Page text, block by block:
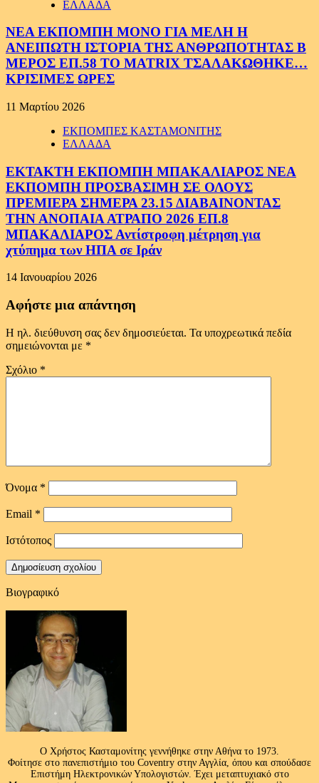
ΕΛΛΑΔΑ
ΝΕΑ ΕΚΠΟΜΠΗ ΜΟΝΟ ΓΙΑ ΜΕΛΗ Η
ΑΝΕΙΠΩΤΗ ΙΣΤΟΡΙΑ ΤΗΣ ΑΝΘΡΩΠΟΤΗΤΑΣ Β
ΜΕΡΟΣ ΕΠ.58 ΤΟ MATRIX ΤΣΑΛΑΚΩΘΗΚΕ…
ΚΡΙΣΙΜΕΣ ΩΡΕΣ
11 Μαρτίου 2026
ΕΚΠΟΜΠΕΣ ΚΑΣΤΑΜΟΝΙΤΗΣ
ΕΛΛΑΔΑ
ΕΚΤΑΚΤΗ ΕΚΠΟΜΠΗ ΜΠΑΚΑΛΙΑΡΟΣ ΝΕΑ
ΕΚΠΟΜΠΗ ΠΡΟΣΒΑΣΙΜΗ ΣΕ ΟΛΟΥΣ
ΠΡΕΜΙΕΡΑ ΣΗΜΕΡΑ 23.15 ΔΙΑΒΑΙΝΟΝΤΑΣ
ΤΗΝ ΑΝΟΠΑΙΑ ΑΤΡΑΠΟ 2026 ΕΠ.8
ΜΠΑΚΑΛΙΑΡΟΣ Αντίστροφη μέτρηση για
χτύπημα των ΗΠΑ σε Ιράν
14 Ιανουαρίου 2026
Αφήστε μια απάντηση
Η ηλ. διεύθυνση σας δεν δημοσιεύεται. Τα υποχρεωτικά πεδία
σημειώνονται με *
Σχόλιο *
Όνομα *
Email *
Ιστότοπος
Βιογραφικό
Ο Χρήστος Κασταμονίτης γεννήθηκε στην Αθήνα το 1973.
Φοίτησε στο πανεπιστήμιο του Coventry στην Αγγλία, όπου και σπούδασε
Επιστήμη Ηλεκτρονικών Υπολογιστών. Έχει μεταπτυχιακό στο